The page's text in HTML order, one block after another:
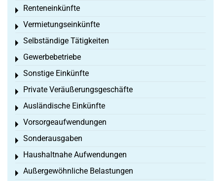
Renteneinkünfte
Toggle menu
Vermietungseinkünfte
Toggle menu
Selbständige Tätigkeiten
Toggle menu
Gewerbebetriebe
Toggle menu
Sonstige Einkünfte
Toggle menu
Private Veräußerungsgeschäfte
Toggle menu
Ausländische Einkünfte
Toggle menu
Vorsorgeaufwendungen
Toggle menu
Sonderausgaben
Toggle menu
Haushaltnahe Aufwendungen
Toggle menu
Außergewöhnliche Belastungen
Toggle menu